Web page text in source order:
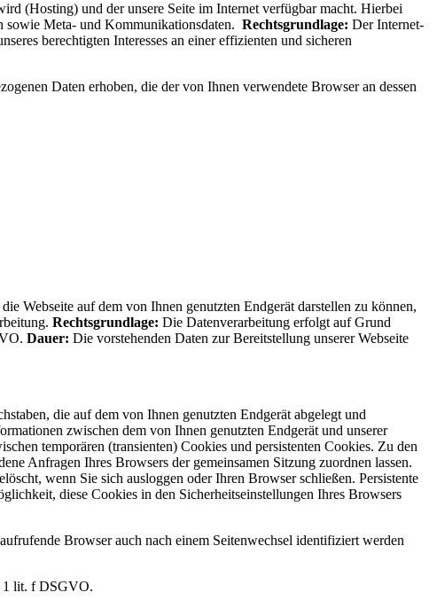
(Hosting) und der unsere Seite im Internet verfügbar macht. Hierbei
sowie Meta- und Kommunikationsdaten. Rechtsgrundlage: Der Internet-
berechtigten Interesses an einer effizienten und sicheren
Daten erhoben, die der von Ihnen verwendete Browser an dessen
Webseite auf dem von Ihnen genutzten Endgerät darstellen zu können,
Rechtsgrundlage: Die Datenverarbeitung erfolgt auf Grund
Dauer: Die vorstehenden Daten zur Bereitstellung unserer Webseite
die auf dem von Ihnen genutzten Endgerät abgelegt und
zwischen dem von Ihnen genutzten Endgerät und unserer
temporären (transienten) Cookies und persistenten Cookies. Zu den
Anfragen Ihres Browsers der gemeinsamen Sitzung zuordnen lassen.
wenn Sie sich ausloggen oder Ihren Browser schließen. Persistente
diese Cookies in den Sicherheitseinstellungen Ihres Browsers
Browser auch nach einem Seitenwechsel identifiziert werden
1 lit. f DSGVO.